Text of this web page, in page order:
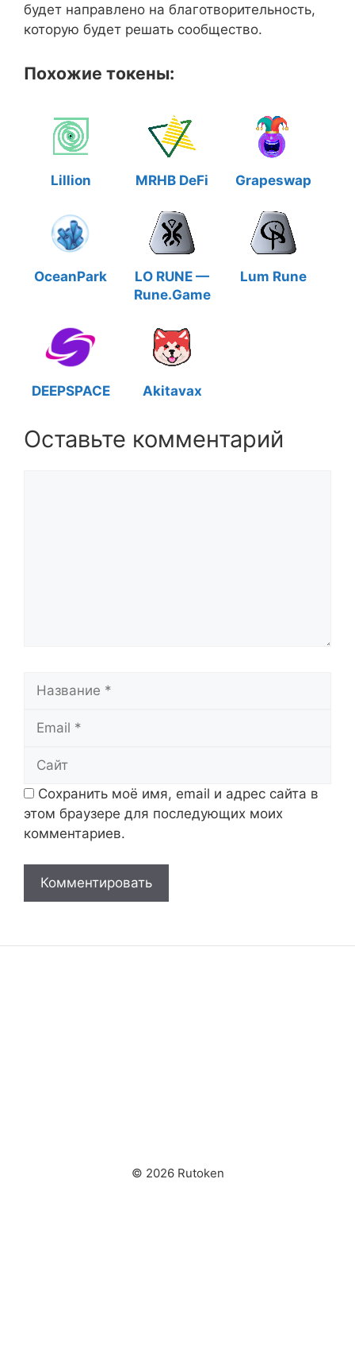
будет направлено на благотворительность,
которую будет решать сообщество.
Похожие токены:
Lillion MRHB DeFi Grapeswap
OceanPark
LO RUNE —
Rune.Game
Lum Rune
DEEPSPACE Akitavax
Оставьте комментарий
Название
Email
Сайт
Сохранить моё имя, email и адрес сайта в
этом браузере для последующих моих
комментариев.
© 2026 Rutoken